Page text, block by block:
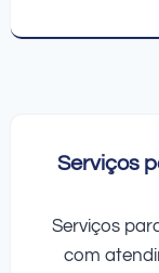
Serviços
Serviços
com